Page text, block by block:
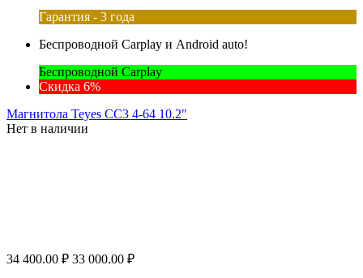
Гарантия - 3 года
Беспроводной Carplay и Android auto!
Беспроводной Carplay
Скидка 6%
Магнитола Teyes CC3 4-64 10.2"
Нет в наличии
34 400.00 ₽ 33 000.00 ₽